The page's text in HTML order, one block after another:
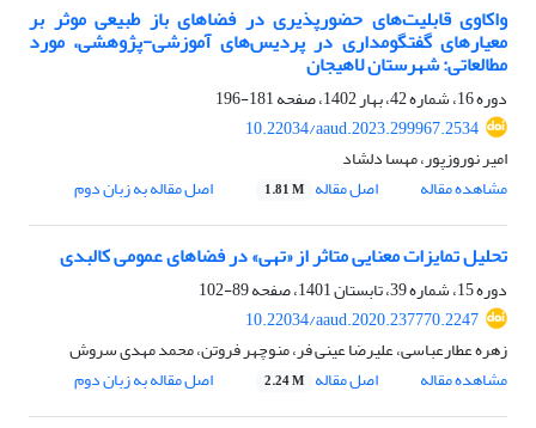
واکاوی قابلیت‌های حضورپذیری در فضاهای باز طبیعی موثر بر
معیارهای گفتگومداری در پردیس‌های آموزشی-پژوهشی، مورد
مطالعاتی: شهرستان لاهیجان
دوره 16، شماره 42، بهار 1402، صفحه
181-196
10.22034/aaud.2023.299967.2534
امیر نوروزپور، مهسا دلشاد
مشاهده مقاله
اصل مقاله 1.81 M اصل مقاله به زبان دوم
تحلیل تمایزات معنایی متاثر از «تهی» در فضاهای عمومی کالبدی
دوره 15، شماره 39، تابستان 1401، صفحه
89-102
10.22034/aaud.2020.237770.2247
زهره عطارعباسی، علیرضا عینی فر، منوچهر فروتن، محمد مهدی سروش
مشاهده مقاله
اصل مقاله 2.24 M اصل مقاله به زبان دوم